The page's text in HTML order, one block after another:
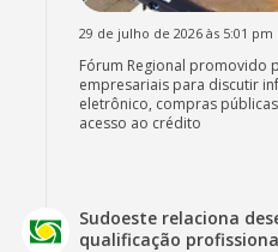
29 de julho de 2026 às 5:01 pm
Fórum Regional promovido
empresariais para discutir
eletrônico, compras
acesso ao crédito
Sudoeste relaciona
qualificação